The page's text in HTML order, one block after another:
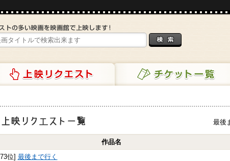
クエスト チケット一覧
リクエスト一覧
最後
作品名
位] 最後まで行く